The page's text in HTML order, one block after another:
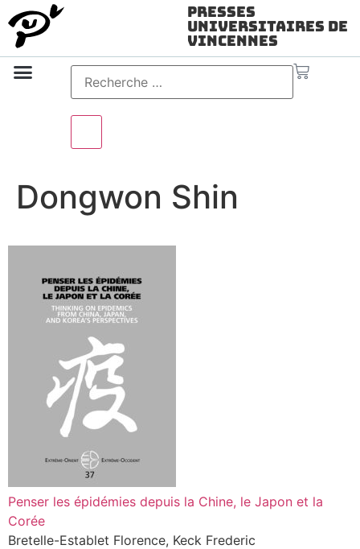
Presses
Universitaires de
Vincennes
Dongwon Shin
Penser les épidémies depuis la Chine, le Japon et la
Corée
Bretelle-Establet Florence, Keck Frederic